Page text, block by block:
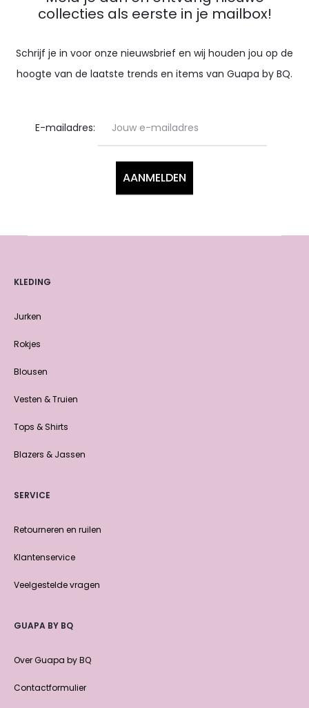
collecties als eerste in je mailbox!
Schrijf je in voor onze nieuwsbrief en wij houden jou op de
hoogte van de laatste trends en items van Guapa by BQ.
E-mailadres:
KLEDING
Jurken
Rokjes
Blousen
Vesten & Truien
Tops & Shirts
Blazers & Jassen
SERVICE
Retourneren en ruilen
Klantenservice
Veelgestelde vragen
GUAPA BY BQ
Over Guapa by BQ
Contactformulier